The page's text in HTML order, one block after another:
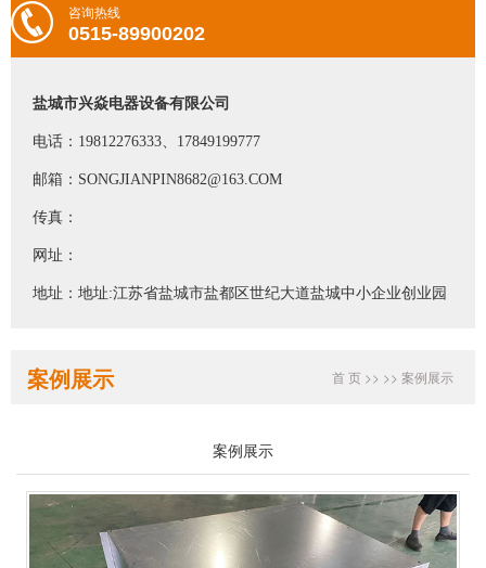
咨询热线
0515-89900202
盐城市兴焱电器设备有限公司
电话：19812276333、17849199777
邮箱：SONGJIANPIN8682@163.COM
传真：
网址：
地址：地址:江苏省盐城市盐都区世纪大道盐城中小企业创业园
案例展示 首 页 >> >> 案例展示
案例展示